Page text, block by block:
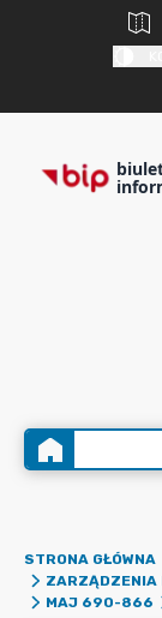
STRONA GŁÓWNA
ZARZĄDZENIA
MAJ 690-866